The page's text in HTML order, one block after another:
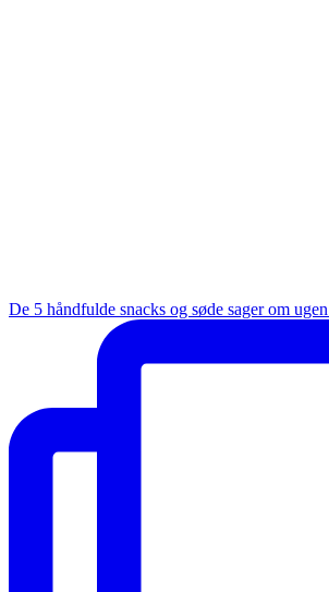
De 5 håndfulde snacks og søde sager om